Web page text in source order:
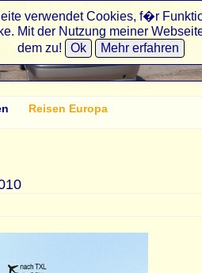
angelikasreisen.de
Reisen Europa
verwendet Cookies, f�r
Mit der Nutzung meiner
dem zu!
Ok Mehr erfahren